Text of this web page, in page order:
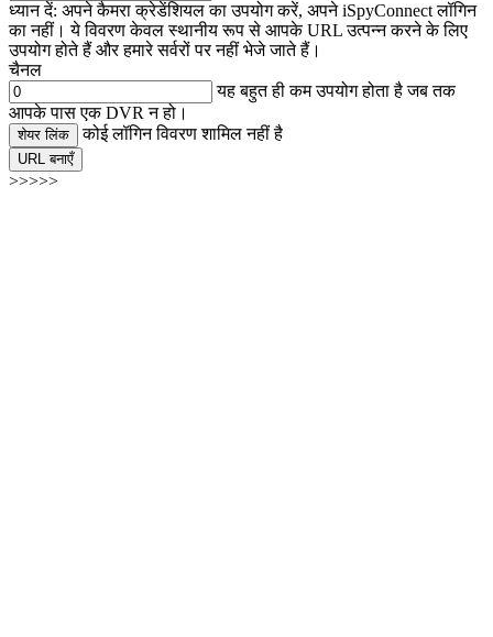
ध्यान दें: अपने कैमरा क्रेडेंशियल का उपयोग करें, अपने iSpyConnect लॉगिन
का नहीं। ये विवरण केवल स्थानीय रूप से आपके URL उत्पन्न करने के लिए
उपयोग होते हैं और हमारे सर्वरों पर नहीं भेजे जाते हैं।
चैनल
यह बहुत ही कम उपयोग होता है जब तक
आपके पास एक DVR न हो।
शेयर लिंक कोई लॉगिन विवरण शामिल नहीं है
URL बनाएँ
>>>>>